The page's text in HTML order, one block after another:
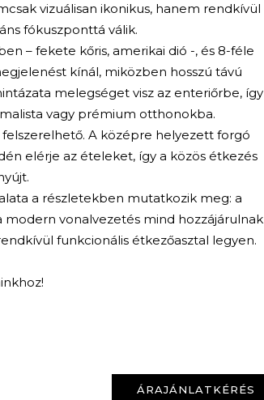
vizuálisan ikonikus, hanem rendkívül
fókuszponttá válik.
– fekete kőris, amerikai dió -, és 8-féle
kínál, miközben hosszú távú
melegséget visz az enteriőrbe, így
vagy prémium otthonokba.
felszerelhető. A középre helyezett forgó
elérje az ételeket, így a közös étkezés
a részletekben mutatkozik meg: a
modern vonalvezetés mind hozzájárulnak
funkcionális étkezőasztal legyen.
ÁRAJÁNLATKÉRÉS